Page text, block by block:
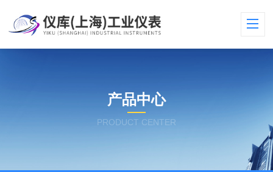
产品中心
PRODUCT CENTER